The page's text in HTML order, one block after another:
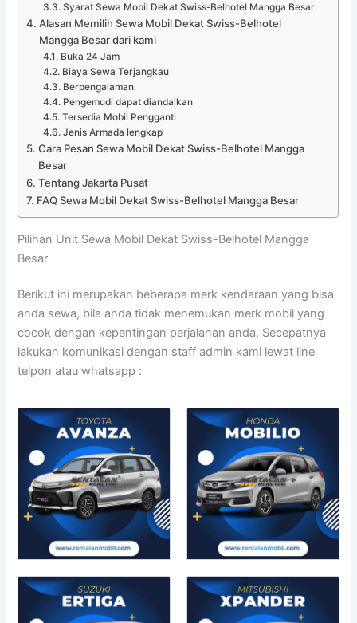
Syarat Sewa Mobil Dekat Swiss-Belhotel Mangga Besar
Alasan Memilih Sewa Mobil Dekat Swiss-Belhotel
Mangga Besar dari kami
Buka 24 Jam
Biaya Sewa Terjangkau
Berpengalaman
Pengemudi dapat diandalkan
Tersedia Mobil Pengganti
Jenis Armada lengkap
Cara Pesan Sewa Mobil Dekat Swiss-Belhotel Mangga
Besar
Tentang Jakarta Pusat
FAQ Sewa Mobil Dekat Swiss-Belhotel Mangga Besar
Pilihan Unit Sewa Mobil Dekat Swiss-Belhotel Mangga
Besar
Berikut ini merupakan beberapa merk kendaraan yang bisa
anda sewa, bila anda tidak menemukan merk mobil yang
cocok dengan kepentingan perjalanan anda, Secepatnya
lakukan komunikasi dengan staff admin kami lewat line
telpon atau whatsapp :